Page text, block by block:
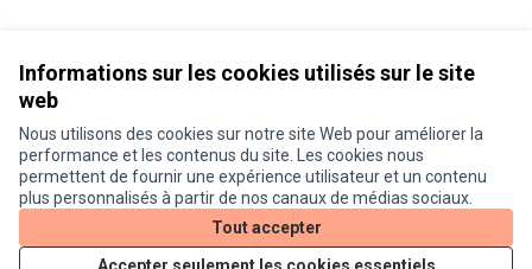
Informations sur les cookies utilisés sur le site
web
Nous utilisons des cookies sur notre site Web pour améliorer la
performance et les contenus du site. Les cookies nous
permettent de fournir une expérience utilisateur et un contenu
plus personnalisés à partir de nos canaux de médias sociaux.
Tout accepter
Conditions d'utilisation
Paramètres des cookies
Je participe ! sur X
(Lien externe)
Je participe ! sur Facebook
Je participe ! sur Instagram